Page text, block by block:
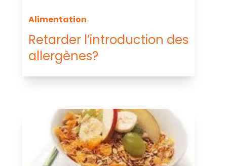
Alimentation
Retarder l’introduction des
allergènes?